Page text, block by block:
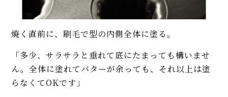
焼く直前に、刷毛で型の内側全体に塗る。
「多少、サラサラと垂れて底にたまっても構いませ
ん。全体に塗れてバターが余っても、それ以上は塗
らなくてOKです」